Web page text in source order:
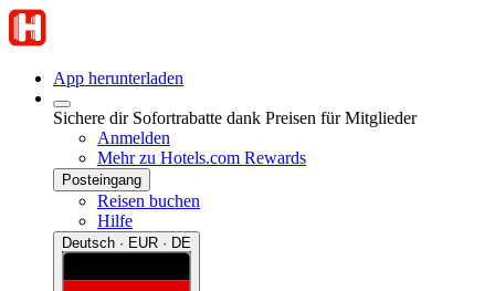
App herunterladen
Sichere dir Sofortrabatte dank Preisen für Mitglieder
Anmelden
Mehr zu Hotels.com Rewards
Posteingang
Reisen buchen
Hilfe
Deutsch · EUR · DE